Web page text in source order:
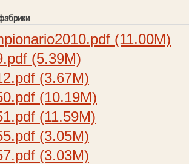
(11.00M)
(5.39M)
(3.67M)
(10.19M)
(11.59M)
(3.05M)
(3.03M)